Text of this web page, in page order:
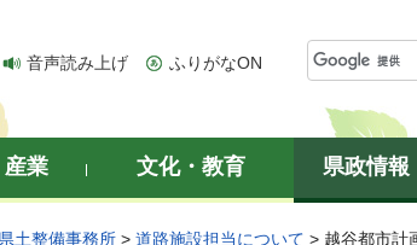
音声読み上げ ふりがなON
産業 文化・教育 県政情報
土整備事務所 > 道路施設担当について > 越谷都市計